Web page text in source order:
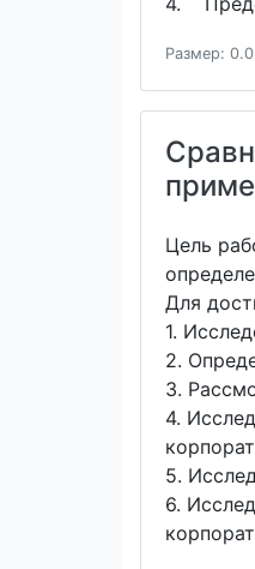
Размер:
Цель
Для
1.
2.
3.
4.
5.
6.